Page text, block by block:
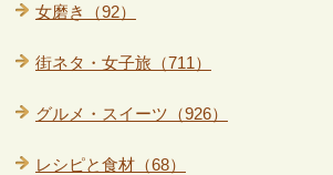
女磨き（92）
街ネタ・女子旅（711）
グルメ・スイーツ（926）
レシピと食材（68）